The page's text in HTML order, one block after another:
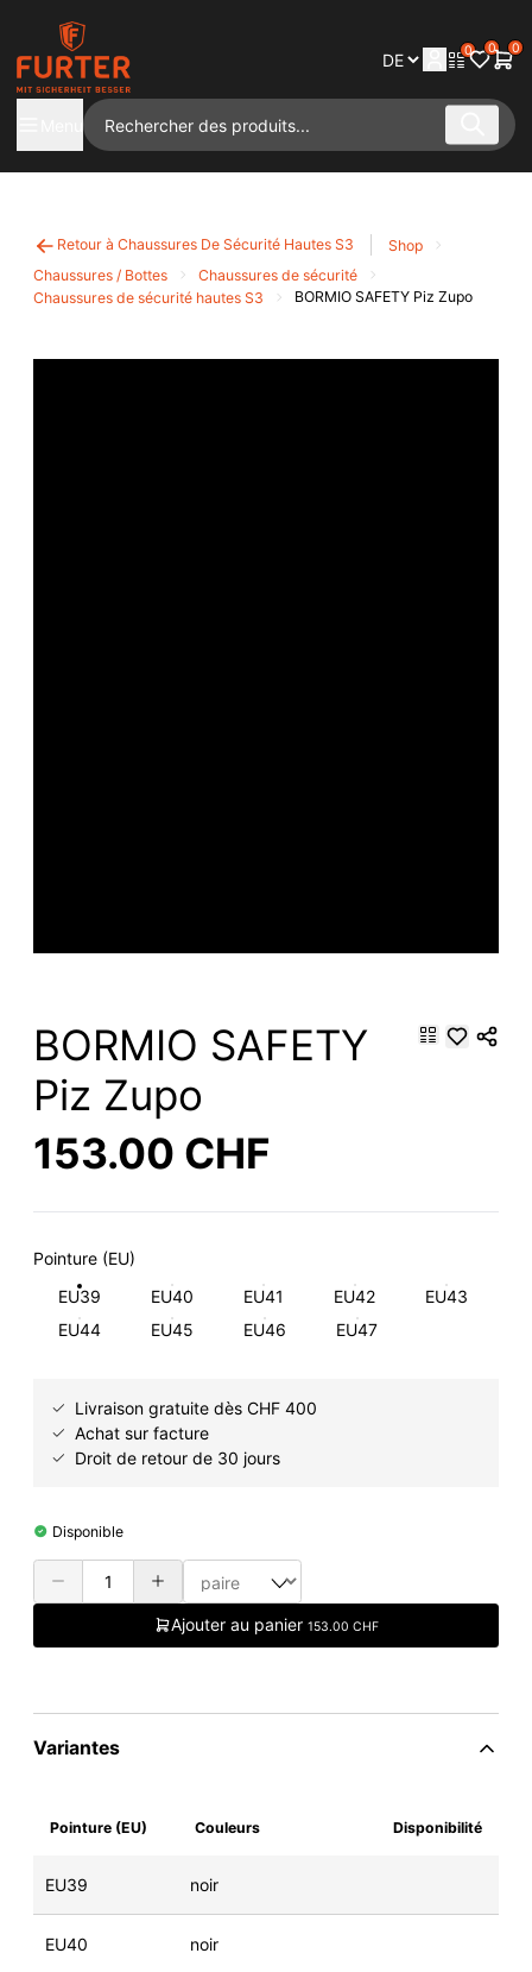
0 0 0
Retour à Chaussures De Sécurité Hautes S3
Shop
Chaussures / Bottes
Chaussures de sécurité
Chaussures de sécurité hautes S3
BORMIO SAFETY Piz Zupo
BORMIO SAFETY
Piz Zupo
153.00 CHF
Pointure (EU)
EU39
EU40 EU41 EU42
EU43
EU44
EU45 EU46 EU47
Livraison gratuite dès CHF 400
Achat sur facture
Droit de retour de 30 jours
Disponible
Ajouter au panier 153.00 CHF
Variantes
Pointure (EU) Couleurs Disponibilité
EU39 noir
EU40 noir